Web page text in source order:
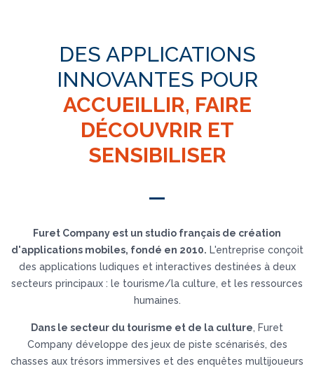
DES APPLICATIONS
INNOVANTES POUR
ACCUEILLIR, FAIRE
DÉCOUVRIR ET
SENSIBILISER
Furet Company est un studio français de création
d'applications mobiles, fondé en 2010. L'entreprise conçoit
des applications ludiques et interactives destinées à deux
secteurs principaux : le tourisme/la culture, et les ressources
humaines.
Dans le secteur du tourisme et de la culture, Furet
Company développe des jeux de piste scénarisés, des
chasses aux trésors immersives et des enquêtes multijoueurs